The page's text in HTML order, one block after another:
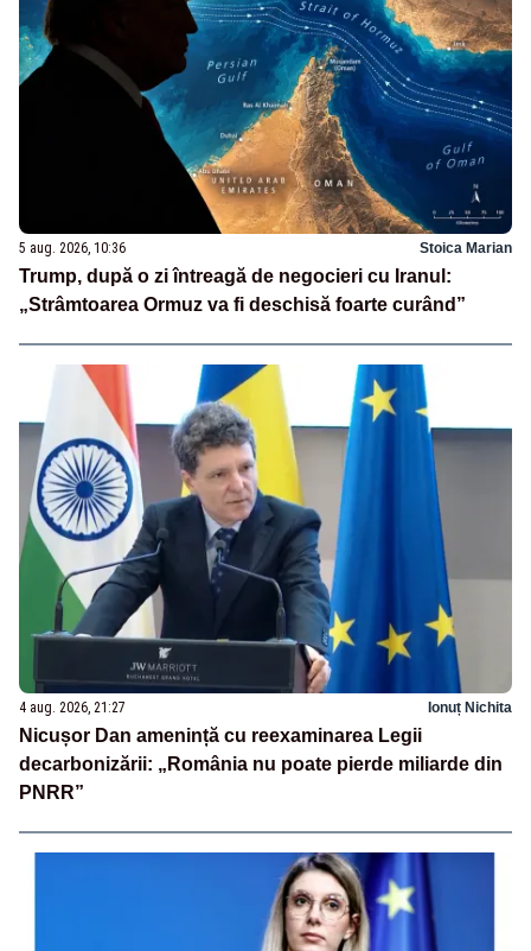
5 aug. 2026, 10:36 Stoica Marian
Trump, după o zi întreagă de negocieri cu Iranul:
„Strâmtoarea Ormuz va fi deschisă foarte curând”
4 aug. 2026, 21:27 Ionuț Nichita
Nicușor Dan amenință cu reexaminarea Legii
decarbonizării: „România nu poate pierde miliarde din
PNRR”